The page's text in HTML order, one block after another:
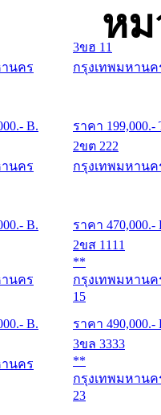
หม
นคร
.- B.
3ขฮ 11
กรุงเทพมหานค
ราคา 199,000.-
นคร
.- B.
2ขต 222
กรุงเทพมหานค
ราคา 470,000.-
นคร
.- B.
2ขส 1111
**
กรุงเทพมหานค
15
ราคา 490,000.-
นคร
3ขล 3333
**
กรุงเทพมหานค
23